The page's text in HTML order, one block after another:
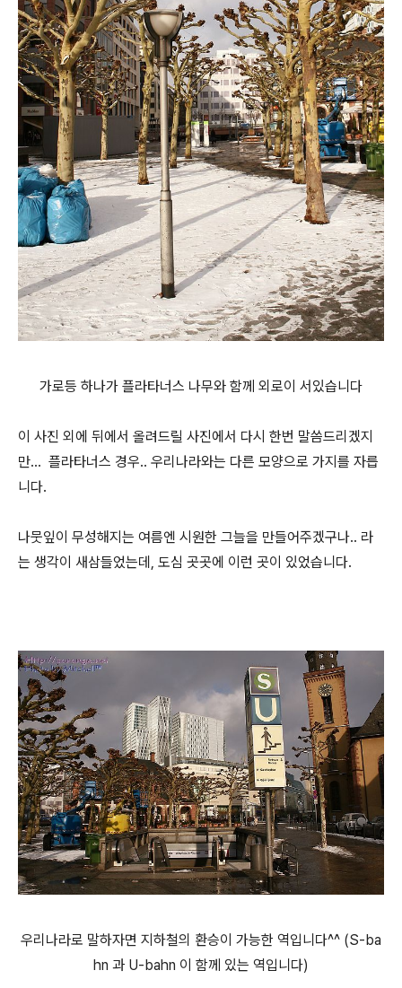
가로등 하나가 플라타너스 나무와 함께 외로이 서있습니다
이 사진 외에 뒤에서 올려드릴 사진에서 다시 한번 말씀드리겠지
만... 플라타너스 경우.. 우리나라와는 다른 모양으로 가지를 자릅
니다.
나뭇잎이 무성해지는 여름엔 시원한 그늘을 만들어주겠구나.. 라
는 생각이 새삼들었는데, 도심 곳곳에 이런 곳이 있었습니다.
우리나라로 말하자면 지하철의 환승이 가능한 역입니다^^ (S-ba
hn 과 U-bahn 이 함께 있는 역입니다)